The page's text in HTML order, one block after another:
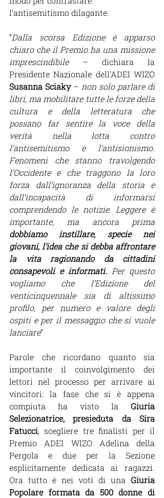
l’antisemitismo dilagante.
“Dalla scorsa Edizione è apparso
chiaro che il Premio ha una missione
imprescindibile – dichiara la
Susanna Sciaky – non solo parlare di
libri, ma mobilitare tutte le forze della
cultura e della letteratura che
possano far sentire la voce della
verità nella lotta contro
l’antisemitismo e l’antisionismo.
Fenomeni che stanno travolgendo
l’Occidente e che traggono la loro
forza dall’ignoranza della storia e
dall’incapacità di informarsi
comprendendo le notizie. Leggere è
dobbiamo instillare, specie nei
giovani, l’idea che si debba affrontare
la vita ragionando da cittadini
consapevoli e informati. Per questo
vogliamo che l’Edizione del
venticinquennale sia di altissimo
profilo, per numero e valore degli
ospiti e per il messaggio che si vuole
lanciare”
Parole che ricordano quanto sia
importante il coinvolgimento dei
lettori nel processo per arrivare ai
vincitori: la fase che si è appena
compiuta ha visto la Giuria
Selezionatrice, presieduta da Sira
Fatucci, scegliere tre finalisti per il
Premio ADEI WIZO Adelina della
Pergola e due per la Sezione
esplicitamente dedicata ai ragazzi.
Ora tutto è nei voti di una Giuria
Popolare formata da 500 donne di